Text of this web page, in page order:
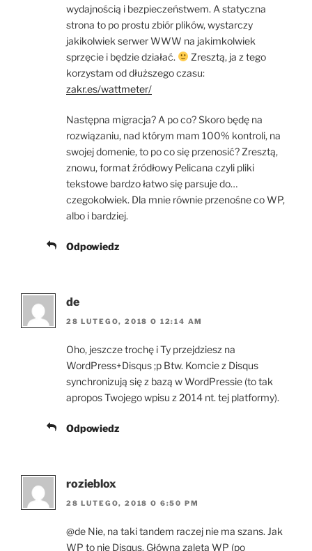
wydajnością i bezpieczeństwem. A statyczna
strona to po prostu zbiór plików, wystarczy
jakikolwiek serwer WWW na jakimkolwiek
sprzęcie i będzie działać.
Zresztą, ja z tego
korzystam od dłuższego czasu:
zakr.es/wattmeter/
Następna migracja? A po co? Skoro będę na
rozwiązaniu, nad którym mam 100% kontroli, na
swojej domenie, to po co się przenosić? Zresztą,
znowu, format źródłowy Pelicana czyli pliki
tekstowe bardzo łatwo się parsuje do…
czegokolwiek. Dla mnie równie przenośne co WP,
albo i bardziej.
Odpowiedz
de
28 LUTEGO, 2018 O 12:14 AM
Oho, jeszcze trochę i Ty przejdziesz na
WordPress+Disqus ;p Btw. Komcie z Disqus
synchronizują się z bazą w WordPressie (to tak
apropos Twojego wpisu z 2014 nt. tej platformy).
Odpowiedz
rozieblox
28 LUTEGO, 2018 O 6:50 PM
@de Nie, na taki tandem raczej nie ma szans. Jak
WP to nie Disqus. Główna zaleta WP (po